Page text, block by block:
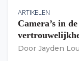
ARTIKELEN
Camera’s in
Door Jayden